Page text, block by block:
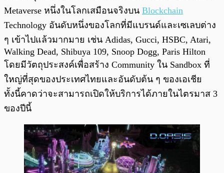
Metaverse หนึ่งในโลกเสมือนจริงบน Blockchain
Technology อันดับหนึ่งของโลกที่มีแบรนด์และเซเลบต่าง
ๆ เข้าไปแล้วมากมาย เช่น Adidas, Gucci, HSBC, Atari,
Walking Dead, Shibuya 109, Snoop Dogg, Paris Hilton
โดยมีวัตถุประสงค์เพื่อสร้าง Community ใน Sandbox ที่
ใหญ่ที่สุดของประเทศไทยและอันดับต้น ๆ ของเอเชีย
ทั้งนี้คาดว่าจะสามารถเปิดให้บริการได้ภายในไตรมาส 3
ของปีนี้